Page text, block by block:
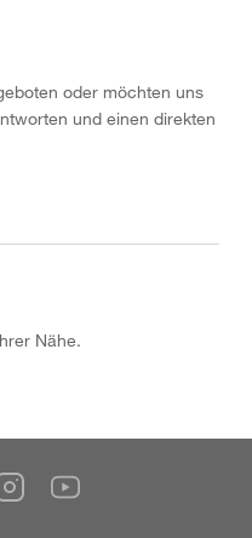
oder möchten uns
und einen direkten
Nähe.